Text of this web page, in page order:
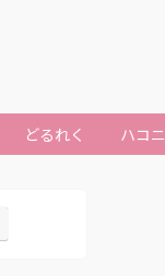
どるれく ハコ